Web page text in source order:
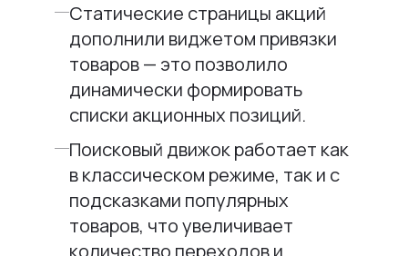
Статические страницы акций
дополнили виджетом привязки
товаров — это позволило
динамически формировать
списки акционных позиций.
Поисковый движок работает как
в классическом режиме, так и с
подсказками популярных
товаров, что увеличивает